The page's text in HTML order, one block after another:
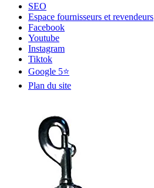
SEO
Espace fournisseurs et revendeurs
Facebook
Youtube
Instagram
Tiktok
Google 5⭐
Plan du site